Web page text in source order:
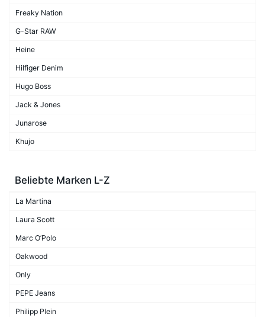
Freaky Nation
G-Star RAW
Heine
Hilfiger Denim
Hugo Boss
Jack & Jones
Junarose
Khujo
Beliebte Marken L-Z
La Martina
Laura Scott
Marc O’Polo
Oakwood
Only
PEPE Jeans
Philipp Plein